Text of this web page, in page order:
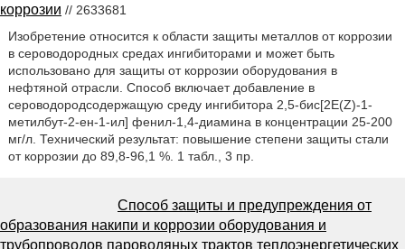
коррозии // 2633681
Изобретение относится к области защиты металлов от коррозии
в сероводородных средах ингибиторами и может быть
использовано для защиты от коррозии оборудования в
нефтяной отрасли. Способ включает добавление в
сероводородсодержащую среду ингибитора 2,5-бис[2Е(Z)-1-
метилбут-2-ен-1-ил] фенил-1,4-диамина в концентрации 25-200
мг/л. Технический результат: повышение степени защиты стали
от коррозии до 89,8-96,1 %. 1 табл., 3 пр.
Способ защиты и предупреждения от
образования накипи и коррозии оборудования и
трубопроводов пароводяных трактов теплоэнергетических